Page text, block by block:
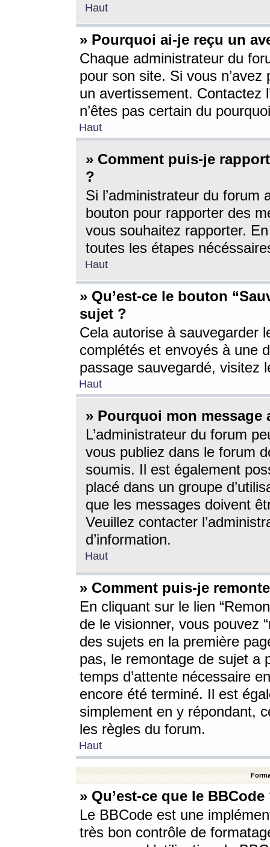
Haut
» Pourquoi ai-je reçu un
Chaque administrateur du
pour son site. Si vous
un avertissement. Contactez
n’êtes pas certain du
Haut
» Comment puis-je
?
Si l’administrateur du forum
bouton pour rapporter des
vous souhaitez rapporter.
toutes les étapes
Haut
» Qu’est-ce le bouton
sujet ?
Cela autorise à sauvegarder
complétés et envoyés à une
passage sauvegardé, visitez
Haut
» Pourquoi mon message
L’administrateur du forum
vous publiez dans le forum
soumis. Il est également
placé dans un groupe
que les messages doivent
Veuillez contacter
d’information.
Haut
» Comment puis-je
En cliquant sur le lien
de le visionner, vous pouvez
des sujets en la première
pas, le remontage de sujet a
temps d’attente nécessaire
encore été terminé. Il est
simplement en y répondant,
les règles du forum.
Haut
» Qu’est-ce que le BBCode
Le BBCode est une
très bon contrôle de